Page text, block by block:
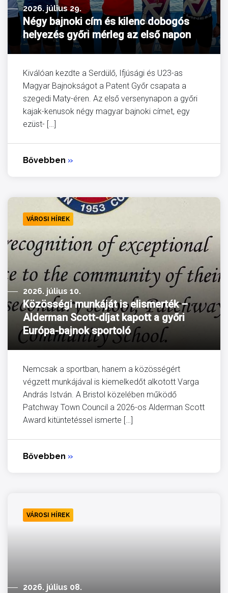
2026. július 29.
Négy bajnoki cím és kilenc dobogós
helyezés győri mérleg az első napon
Kiválóan kezdte a Serdülő, Ifjúsági és U23-as
Magyar Bajnokságot a Patent Győr csapata a
szegedi Maty-éren. Az első versenynapon a győri
kajak-kenusok négy magyar bajnoki címet, egy
ezüst- […]
Bővebben »
VÁROSI HÍREK
2026. július 10.
Közösségi munkáját is elismerték –
Alderman Scott-díjat kapott a győri
Európa-bajnok sportoló
Nemcsak a sportban, hanem a közösségért
végzett munkájával is kiemelkedőt alkotott Varga
András István. A Bristol közelében működő
Patchway Town Council a 2026-os Alderman Scott
Award kitüntetéssel ismerte […]
Bővebben »
VÁROSI HÍREK
2026. július 08.